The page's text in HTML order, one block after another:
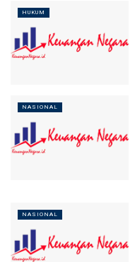
HUKUM
NASIONAL
NASIONAL